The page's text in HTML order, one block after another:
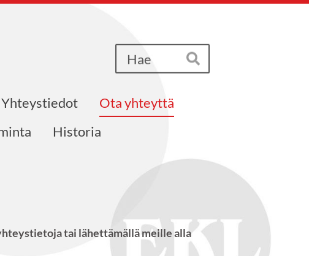
Hae
Yhteystiedot
Ota yhteyttä
Historia
tai lähettämällä meille alla